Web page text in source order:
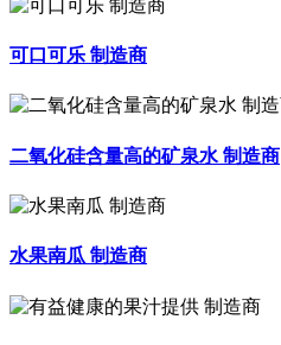
可口可乐 制造商
二氧化硅含量高的矿泉水 制造商
水果南瓜 制造商